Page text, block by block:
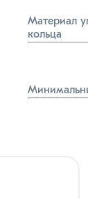
Материал
кольца